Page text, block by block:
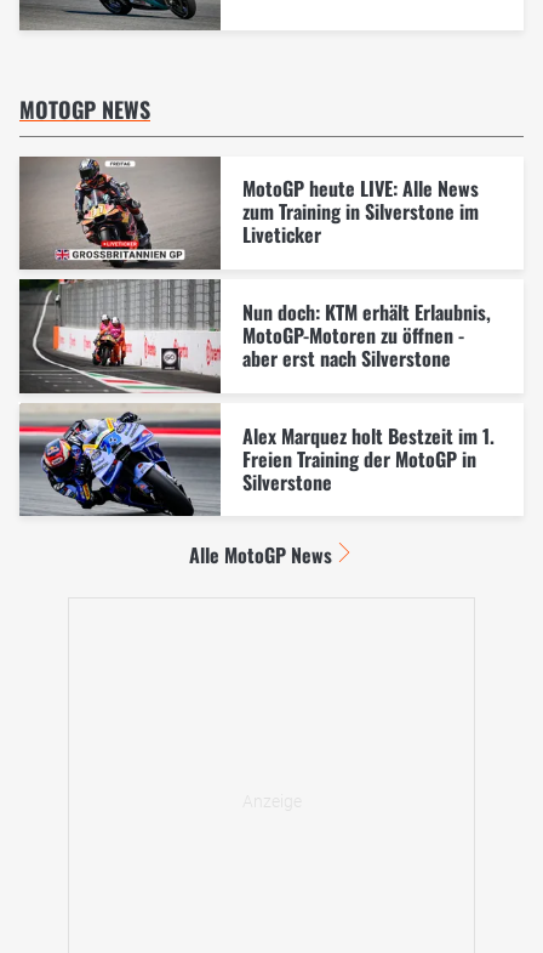
MOTOGP NEWS
MotoGP heute LIVE: Alle News
zum Training in Silverstone im
Liveticker
Nun doch: KTM erhält Erlaubnis,
MotoGP-Motoren zu öffnen -
aber erst nach Silverstone
Alex Marquez holt Bestzeit im 1.
Freien Training der MotoGP in
Silverstone
Alle MotoGP News